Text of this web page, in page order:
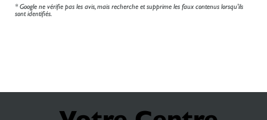
* Google ne vérifie pas les avis, mais recherche et supprime les faux contenus lorsqu'ils
sont identifiés.